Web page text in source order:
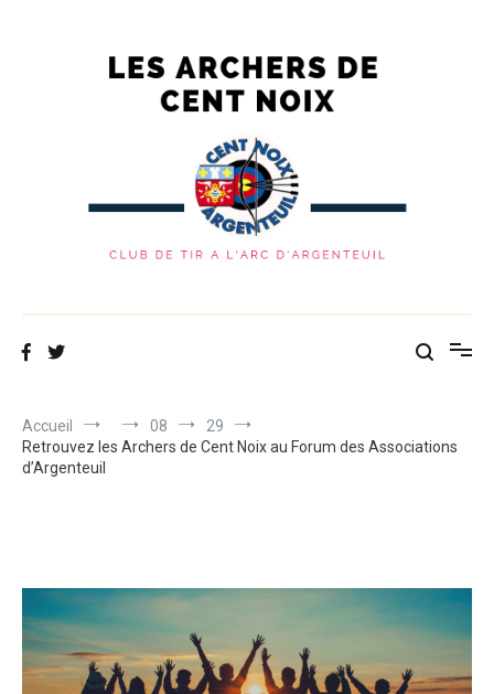
Accueil 08
29
Retrouvez les Archers de Cent Noix au Forum des Associations
d’Argenteuil